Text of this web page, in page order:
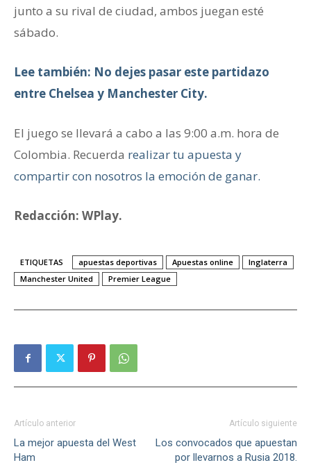
junto a su rival de ciudad, ambos juegan esté
sábado.
Lee también: No dejes pasar este partidazo
entre Chelsea y Manchester City.
El juego se llevará a cabo a las 9:00 a.m. hora de
Colombia. Recuerda realizar tu apuesta y
compartir con nosotros la emoción de ganar.
Redacción: WPlay.
ETIQUETAS apuestas deportivas Apuestas online
Inglaterra
Manchester United
Premier League
Artículo anterior
La mejor apuesta del West
Ham
Artículo siguiente
Los convocados que apuestan
por llevarnos a Rusia 2018.